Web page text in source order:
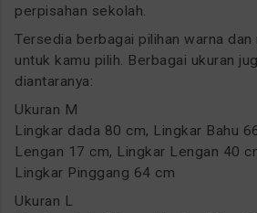
perpisahan sekolah.
Tersedia berbagai pilihan warna
untuk kamu pilih. Berbagai ukuran
diantaranya:
Ukuran M
Lingkar dada 80 cm, Lingkar Bahu
Lengan 17 cm, Lingkar Lengan 40
Lingkar Pinggang 64 cm
Ukuran L